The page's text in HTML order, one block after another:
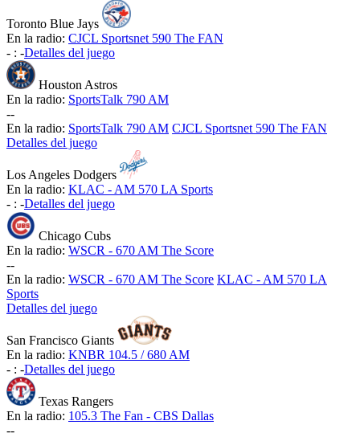
Toronto Blue Jays
En la radio: CJCL Sportsnet 590 The FAN
- : -Detalles del juego
Houston Astros
En la radio: SportsTalk 790 AM
--
En la radio: SportsTalk 790 AM CJCL Sportsnet 590 The FAN
Detalles del juego
Los Angeles Dodgers
En la radio: KLAC - AM 570 LA Sports
- : -Detalles del juego
Chicago Cubs
En la radio: WSCR - 670 AM The Score
--
En la radio: WSCR - 670 AM The Score KLAC - AM 570 LA
Sports
Detalles del juego
San Francisco Giants
En la radio: KNBR 104.5 / 680 AM
- : -Detalles del juego
Texas Rangers
En la radio: 105.3 The Fan - CBS Dallas